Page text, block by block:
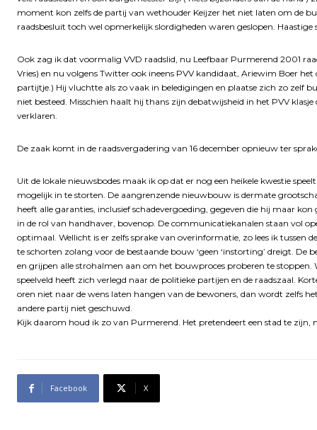
moment kon zelfs de partij van wethouder Keijzer het niet laten om de
raadsbesluit toch wel opmerkelijk slordigheden waren geslopen. Haastige
Ook zag ik dat voormalig VVD raadslid, nu Leefbaar Purmerend 2001
Vries) en nu volgens Twitter ook ineens PVV kandidaat, Ariewim Boer
partijtje.) Hij vluchtte als zo vaak in beledigingen en plaatse zich zo zelf
niet besteed. Misschien haalt hij thans zijn debatwijsheid in het PVV
verklaren.
De zaak komt in de raadsvergadering van 16 december opnieuw ter
Uit de lokale nieuwsbodes maak ik op dat er nog een heikele kwestie
mogelijk in te storten. De aangrenzende nieuwbouw is dermate
heeft alle garanties, inclusief schadevergoeding, gegeven die hij maar
in de rol van handhaver, bovenop. De communicatiekanalen staan vol
optimaal. Wellicht is er zelfs sprake van overinformatie, zo lees ik tussen
te schorten zolang voor de bestaande bouw ‘geen ‘instorting’ dreigt.
en grijpen alle strohalmen aan om het bouwproces proberen te stoppen.
speelveld heeft zich verlegd naar de politieke partijen en de raadszaal.
oren niet naar de wens laten hangen van de bewoners, dan wordt zelfs
andere partij niet geschuwd.
Kijk daarom houd ik zo van Purmerend. Het pretendeert een stad te
Facebook X